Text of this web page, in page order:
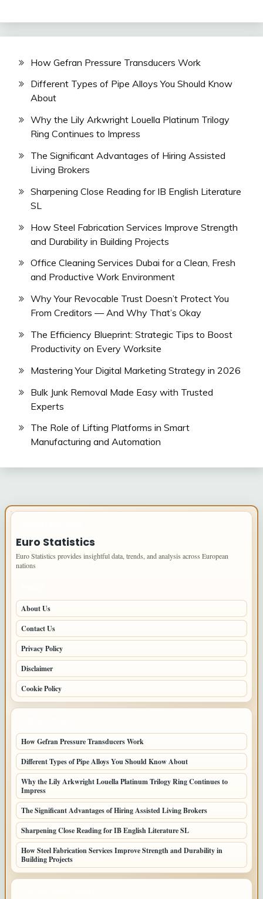
How Gefran Pressure Transducers Work
Different Types of Pipe Alloys You Should Know
About
Why the Lily Arkwright Louella Platinum Trilogy
Ring Continues to Impress
The Significant Advantages of Hiring Assisted
Living Brokers
Sharpening Close Reading for IB English Literature
SL
How Steel Fabrication Services Improve Strength
and Durability in Building Projects
Office Cleaning Services Dubai for a Clean, Fresh
and Productive Work Environment
Why Your Revocable Trust Doesn’t Protect You
From Creditors — And Why That’s Okay
The Efficiency Blueprint: Strategic Tips to Boost
Productivity on Every Worksite
Mastering Your Digital Marketing Strategy in 2026
Bulk Junk Removal Made Easy with Trusted
Experts
The Role of Lifting Platforms in Smart
Manufacturing and Automation
Euro Statistics
Euro Statistics provides insightful data, trends, and analysis across European
nations
About Us
Contact Us
Privacy Policy
Disclaimer
Cookie Policy
How Gefran Pressure Transducers Work
Different Types of Pipe Alloys You Should Know About
Why the Lily Arkwright Louella Platinum Trilogy Ring Continues to
Impress
The Significant Advantages of Hiring Assisted Living Brokers
Sharpening Close Reading for IB English Literature SL
How Steel Fabrication Services Improve Strength and Durability in
Building Projects